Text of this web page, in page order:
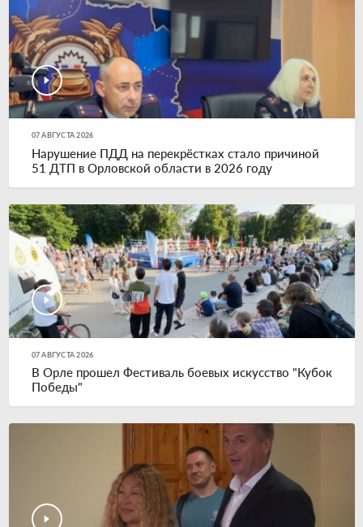
07 АВГУСТА 2026
Нарушение ПДД на перекрёстках стало причиной
51 ДТП в Орловской области в 2026 году
07 АВГУСТА 2026
В Орле прошел Фестиваль боевых искусство "Кубок
Победы"